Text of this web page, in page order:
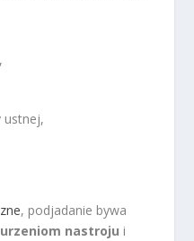
,
ustnej,
, podjadanie bywa
nastroju i